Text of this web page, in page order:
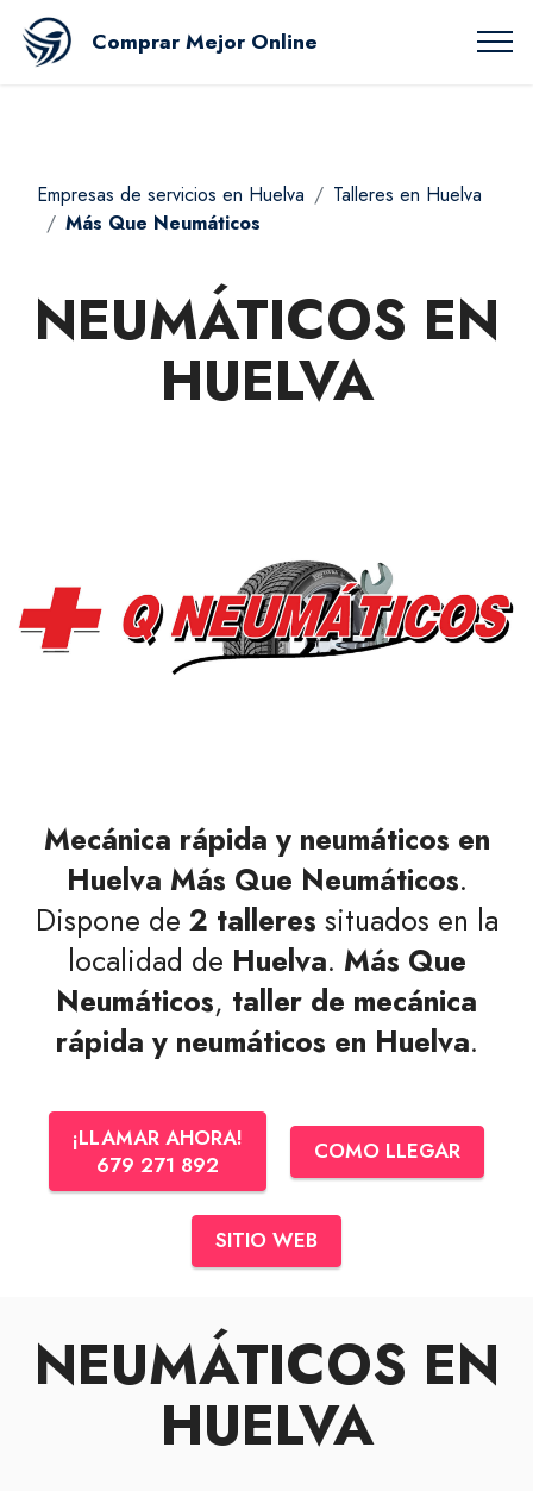
Comprar Mejor Online
Empresas de servicios en Huelva
Talleres en Huelva
Más Que Neumáticos
NEUMÁTICOS EN
HUELVA
Mecánica rápida y neumáticos en
Huelva Más Que Neumáticos.
Dispone de 2 talleres situados en la
localidad de Huelva. Más Que
Neumáticos, taller de mecánica
rápida y neumáticos en Huelva.
¡LLAMAR AHORA!
679 271 892
COMO LLEGAR
SITIO WEB
NEUMÁTICOS EN
HUELVA